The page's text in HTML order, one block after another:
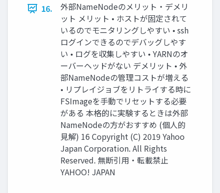
16.
外部NameNodeのメリット・デメリ
ット メリット • ホストが固定されて
いるのでモニタリングしやすい • ssh
ログインできるのでデバッグしやす
い • ログを収集しやすい • YARNのオ
ーバーヘッドがない デメリット • 外
部NameNodeの管理コストが増える
• リプレイジョブをリトライする時に
FSImageを手動でリセットする必要
がある 本格的に実験するときは外部
NameNodeの方がおすすめ (個人的
見解) 16 Copyright (C) 2019 Yahoo
Japan Corporation. All Rights
Reserved. 無断引用・転載禁止
YAHOO! JAPAN